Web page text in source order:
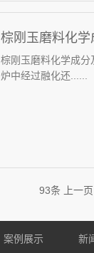
棕刚玉磨料化学
棕刚玉磨料化学成
炉中经过融化还......
93条 上一页
案例展示 新